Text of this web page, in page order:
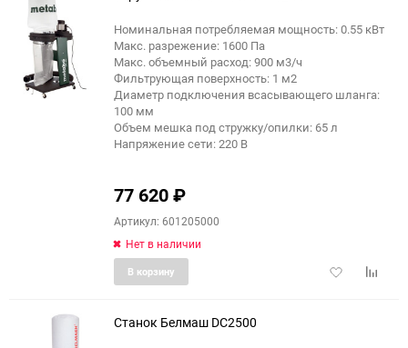
Номинальная потребляемая мощность: 0.55 кВт
Макс. разрежение: 1600 Па
Макс. объемный расход: 900 м3/ч
Фильтрующая поверхность: 1 м2
Диаметр подключения всасывающего шланга:
100 мм
Объем мешка под стружку/опилки: 65 л
Напряжение сети: 220 В
77 620₽
Артикул: 601205000
Нет в наличии
Добавить
В корзину
Станок Белмаш DC2500